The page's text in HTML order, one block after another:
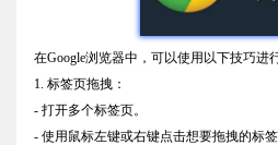
在Google浏览器中，可以使用以下技巧进
1. 标签页拖拽：
- 打开多个标签页。
- 使用鼠标左键或右键点击想要拖拽的标签